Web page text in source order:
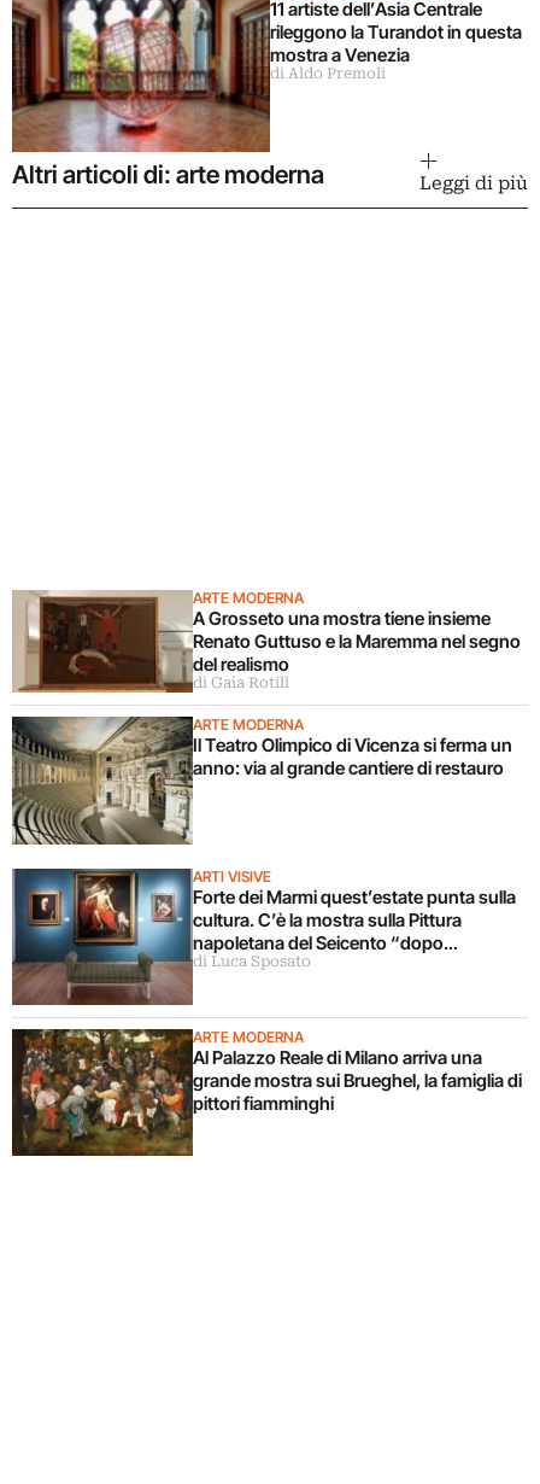
11 artiste dell’Asia Centrale
rileggono la Turandot in questa
mostra a Venezia
di Aldo Premoli
Altri articoli di: arte moderna Leggi di più
ARTE MODERNA
A Grosseto una mostra tiene insieme
Renato Guttuso e la Maremma nel segno
del realismo
di Gaia Rotili
ARTE MODERNA
Il Teatro Olimpico di Vicenza si ferma un
anno: via al grande cantiere di restauro
ARTI VISIVE
Forte dei Marmi quest’estate punta sulla
cultura. C’è la mostra sulla Pittura
napoletana del Seicento “dopo
Caravaggio”
di Luca Sposato
ARTE MODERNA
Al Palazzo Reale di Milano arriva una
grande mostra sui Brueghel, la famiglia di
pittori fiamminghi